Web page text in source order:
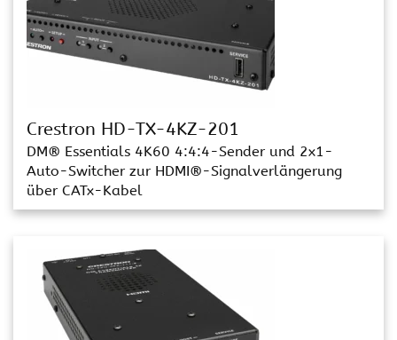
Crestron HD-TX-4KZ-201
DM® Essentials 4K60 4:4:4-Sender und 2x1-
Auto-Switcher zur HDMI®-Signalverlängerung
über CATx-Kabel